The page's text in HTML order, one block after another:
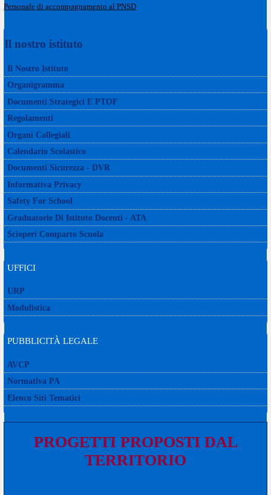
Personale di accompagnamento al PNSD
Il nostro istituto
Il Nostro Istituto
Organigramma
Documenti Strategici E PTOF
Regolamenti
Organi Collegiali
Calendario Scolastico
Documenti Sicurezza - DVR
Informativa Privacy
Safety For School
Graduatorie Di Istituto Docenti - ATA
Scioperi Comparto Scuola
UFFICI
URP
Modulistica
PUBBLICITÀ LEGALE
AVCP
Normativa PA
Elenco Siti Tematici
PROGETTI PROPOSTI DAL
TERRITORIO